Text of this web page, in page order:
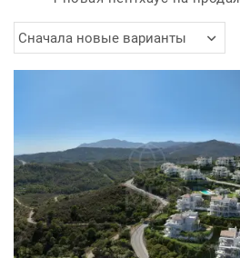
Сначала новые варианты